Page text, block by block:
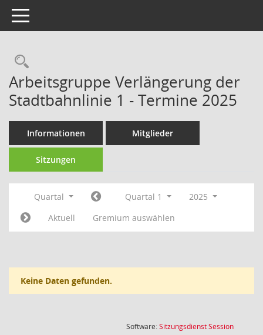
Toggle navigation
Rechercheauswahl
Arbeitsgruppe Verlängerung der
Stadtbahnlinie 1 - Termine 2025
Informationen Mitglieder
Sitzungen
Quartal Quartal 1
2025
Aktuell
Gremium auswählen
Keine Daten gefunden.
Software:SitzungsdienstSession(Wird in